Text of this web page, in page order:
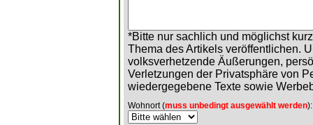
*Bitte nur sachlich und möglichst
Thema des Artikels veröffentlichen.
volksverhetzende Äußerungen,
Verletzungen der Privatsphäre von
wiedergegebene Texte sowie
Wohnort (muss unbedingt ausgewählt werden):